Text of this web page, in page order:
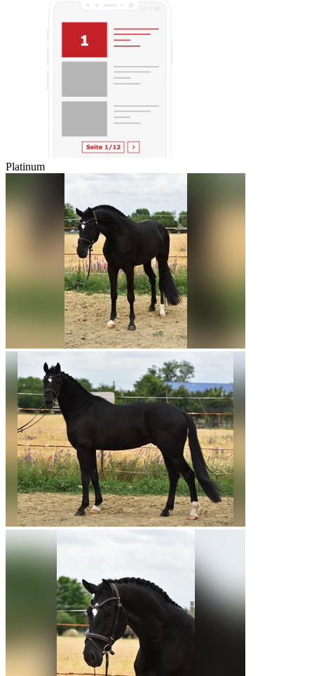
Platinum